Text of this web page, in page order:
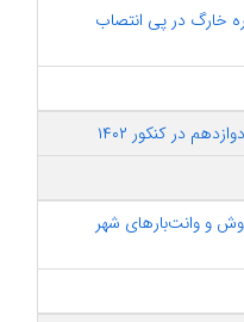
خارگ در پی انتصاب
و وانت‌بارهای شهر